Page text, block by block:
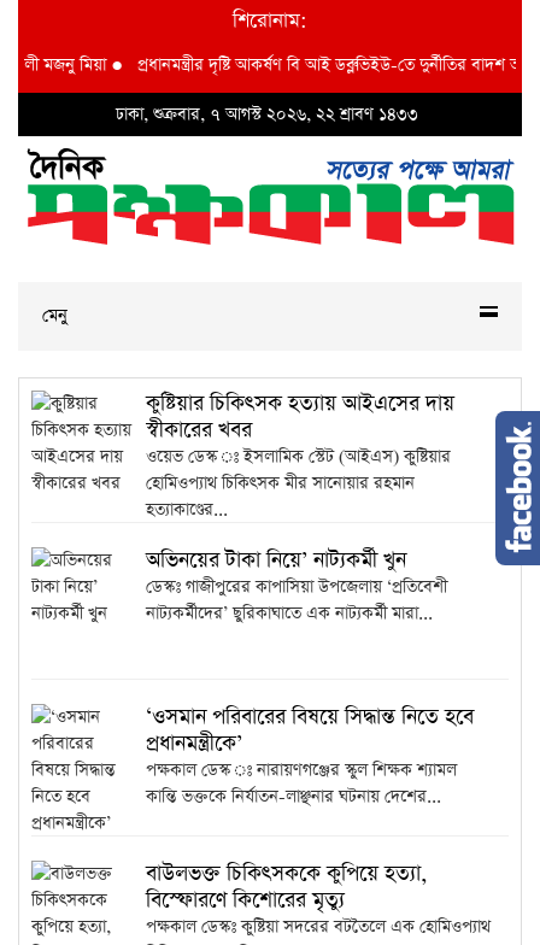
শিরোনাম:
মজনু মিয়া●প্রধানমন্ত্রীর দৃষ্টি আকর্ষণ বি আই ডব্লুভিইউ-তে দুর্নীতির বাদশ
ঢাকা, শুক্রবার, ৭ আগস্ট ২০২৬, ২২ শ্রাবণ ১৪৩৩
মেনু
কুষ্টিয়ার চিকিৎসক হত্যায় আইএসের দায়
স্বীকারের খবর
ওয়েভ ডেস্ক ঃ ইসলামিক স্টেট (আইএস) কুষ্টিয়ার
হোমিওপ্যাথ চিকিৎসক মীর সানোয়ার রহমান
হত্যাকাণ্ডের...
অভিনয়ের টাকা নিয়ে’ নাট্যকর্মী খুন
ডেস্কঃ গাজীপুরের কাপাসিয়া উপজেলায় ‘প্রতিবেশী
নাট্যকর্মীদের’ ছুরিকাঘাতে এক নাট্যকর্মী মারা...
‘ওসমান পরিবারের বিষয়ে সিদ্ধান্ত নিতে হবে
প্রধানমন্ত্রীকে’
পক্ষকাল ডেস্ক ঃ নারায়ণগঞ্জের স্কুল শিক্ষক শ্যামল
কান্তি ভক্তকে নির্যাতন-লাঞ্ছনার ঘটনায় দেশের...
বাউলভক্ত চিকিৎসককে কুপিয়ে হত্যা,
বিস্ফোরণে কিশোরের মৃত্যু
পক্ষকাল ডেস্কঃ কুষ্টিয়া সদরের বটতৈলে এক হোমিওপ্যাথ